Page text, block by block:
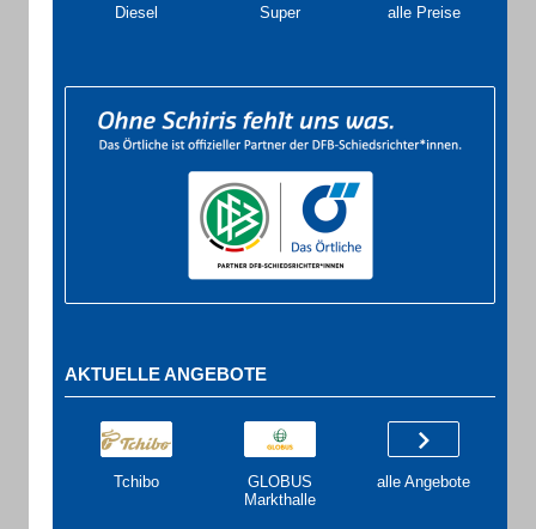
Diesel Super alle Preise
AKTUELLE ANGEBOTE
Tchibo
GLOBUS
Markthalle
alle Angebote